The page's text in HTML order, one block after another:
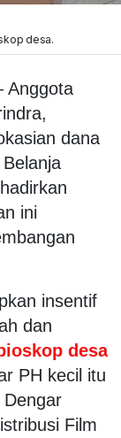
desa.
Anggota
dana
ini
insentif
dan
bioskop desa
PH kecil itu
Dengar
Film